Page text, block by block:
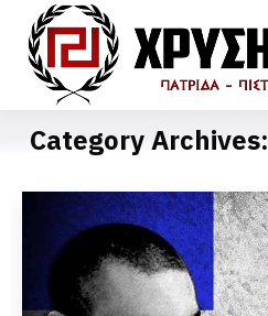
Category Archives: